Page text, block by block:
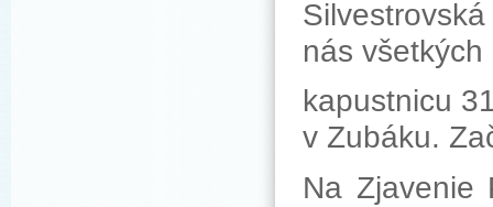
nás
kapustnicu
v Zubáku.
Na Zjavenie